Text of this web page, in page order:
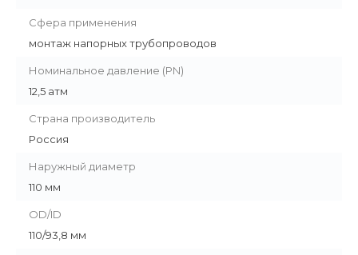
Сфера применения
монтаж напорных трубопроводов
Номинальное давление (PN)
12,5 атм
Страна производитель
Россия
Наружный диаметр
110 мм
OD/ID
110/93,8 мм